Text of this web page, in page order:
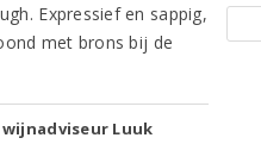
Expressief en sappig,
met brons bij de
Luuk